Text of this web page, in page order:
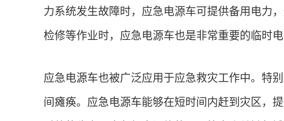
力系统发生故障时，应急电源车可提供备用电力
检修等作业时，应急电源车也是非常重要的临时电
应急电源车也被广泛应用于应急救灾工作中。特
间瘫痪。应急电源车能够在短时间内赶到灾区，